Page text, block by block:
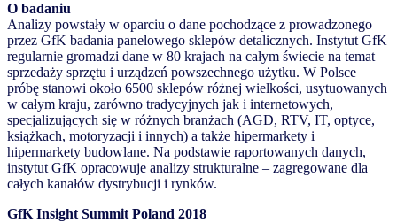
O badaniu
Analizy powstały w oparciu o dane pochodzące z prowadzonego
przez GfK badania panelowego sklepów detalicznych. Instytut GfK
regularnie gromadzi dane w 80 krajach na całym świecie na temat
sprzedaży sprzętu i urządzeń powszechnego użytku. W Polsce
próbę stanowi około 6500 sklepów różnej wielkości, usytuowanych
w całym kraju, zarówno tradycyjnych jak i internetowych,
specjalizujących się w różnych branżach (AGD, RTV, IT, optyce,
książkach, motoryzacji i innych) a także hipermarkety i
hipermarkety budowlane. Na podstawie raportowanych danych,
instytut GfK opracowuje analizy strukturalne – zagregowane dla
całych kanałów dystrybucji i rynków.
GfK Insight Summit Poland 2018